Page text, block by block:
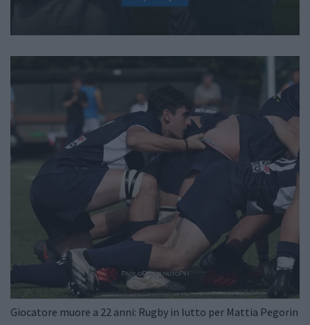
Giocatore muore a 22 anni: Rugby in lutto per Mattia Pegorin